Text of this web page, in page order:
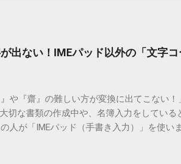
出ない！IMEパッド以外の「文字
』や『齋』の難しい方が変換に出てこない
切な書類の作成中や、名簿入力をしてい
人が「IMEパッド（手書き入力）」を使
で旧字や外字、特殊記号を呼び出す「文字